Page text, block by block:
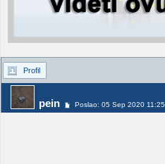
Profil
pein Poslao: 05 Sep 2020 11:25